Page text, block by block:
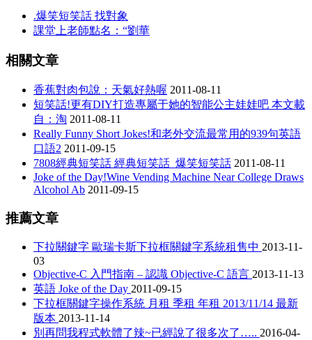
.爆笑短笑話 找對象
課堂上老師點名：“劉華
相關文章
香蕉對肉包說：天氣好熱喔 2011-08-11
短笑話!更有DIY打造專屬于她的智能公主娃娃吧 本文載
自：淘 2011-08-11
Really Funny Short Jokes!和老外交流最常用的939句英語
口語2 2011-09-15
7808經典短笑話 經典短笑話_爆笑短笑話 2011-08-11
Joke of the Day!Wine Vending Machine Near College Draws
Alcohol Ab 2011-09-15
推薦文章
下拉關鍵字 歐瑞卡斯下拉框關鍵字系統租售中 2013-11-
03
Objective-C 入門指南 – 認識 Objective-C 語言 2013-11-13
英語 Joke of the Day 2011-09-15
下拉框關鍵字操作系統 月租 季租 年租 2013/11/14 最新
版本 2013-11-14
別再問我程式軟體了辣~已經說了很多次了….. 2016-04-